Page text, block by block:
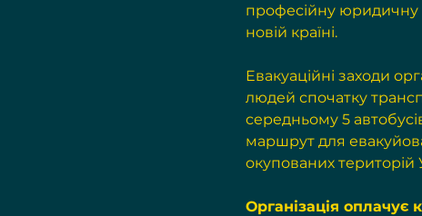
професійну юридичну
новій країні.
Евакуаційні заходи
людей спочатку
середньому 5
маршрут для
окупованих
Організація оплачує